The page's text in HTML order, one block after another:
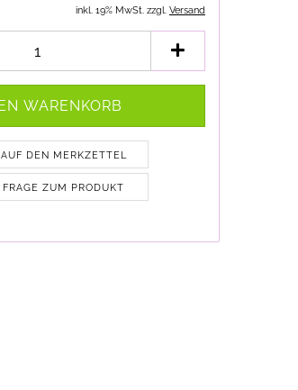
inkl. 19% MwSt. zzgl. Versand
AUF DEN MERKZETTEL
FRAGE ZUM PRODUKT